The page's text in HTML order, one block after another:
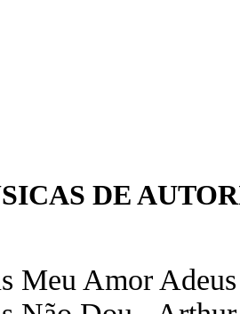
DE
Meu Amor